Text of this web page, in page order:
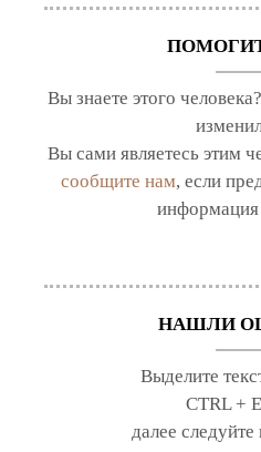
Вы знаете этого
Вы сами являетесь этим
сообщите нам, если
информация
НАШЛИ
Выделите
CTRL +
далее